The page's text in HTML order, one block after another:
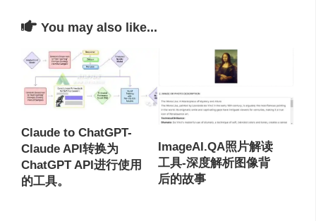
You may also like...
Claude to ChatGPT-
Claude API转换为
ChatGPT API进行使用
的工具。
ImageAI.QA照片解读
工具-深度解析图像背
后的故事